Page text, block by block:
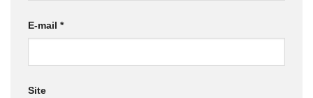
E-mail *
Site